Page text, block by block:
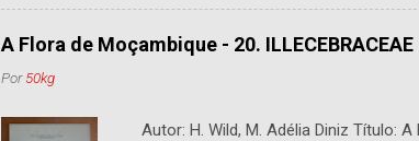
A Flora de Moçambique - 20. ILLECEBRACEAE
Por50kg
Autor: H. Wild, M. Adélia Diniz Título: